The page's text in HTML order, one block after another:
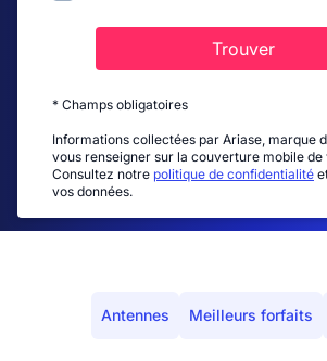
Trouver
* Champs obligatoires
Informations collectées par Ariase, marque
vous renseigner sur la couverture mobile
Consultez notre politique de confidentialité
vos données.
Antennes Meilleurs forfaits